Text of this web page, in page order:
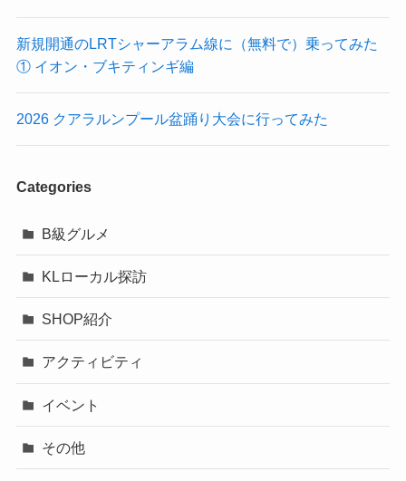
新規開通のLRTシャーアラム線に（無料で）乗ってみた
① イオン・ブキティンギ編
2026 クアラルンプール盆踊り大会に行ってみた
Categories
B級グルメ
KLローカル探訪
SHOP紹介
アクティビティ
イベント
その他